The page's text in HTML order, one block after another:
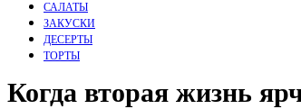
САЛАТЫ
ЗАКУСКИ
ДЕСЕРТЫ
ТОРТЫ
Когда вторая жизнь